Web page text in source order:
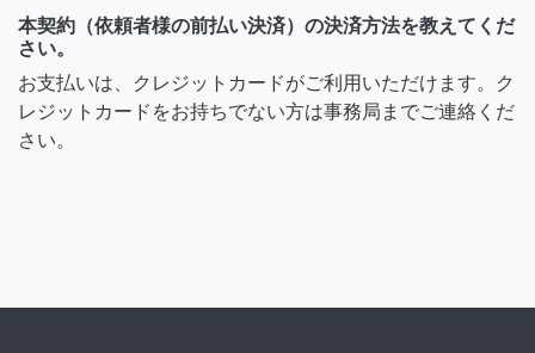
本契約（依頼者様の前払い決済）の決済方法を教えてくだ
さい。
お支払いは、クレジットカードがご利用いただけます。ク
レジットカードをお持ちでない方は事務局までご連絡くだ
さい。